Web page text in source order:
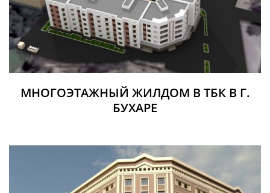
МНОГОЭТАЖНЫЙ ЖИЛДОМ В ТБК В Г.
БУХАРЕ